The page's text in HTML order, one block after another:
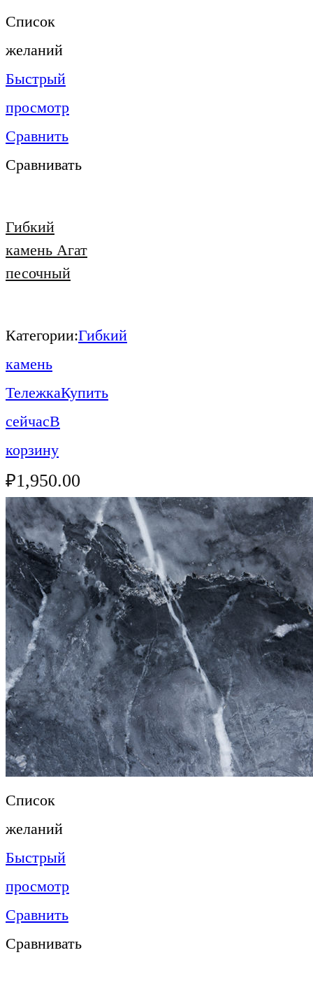
Список
желаний
Быстрый
просмотр
Сравнить
Сравнивать
Гибкий
камень Агат
песочный
Категории:Гибкий
камень
ТележкаКупить
сейчасВ
корзину
₽1,950.00
Список
желаний
Быстрый
просмотр
Сравнить
Сравнивать